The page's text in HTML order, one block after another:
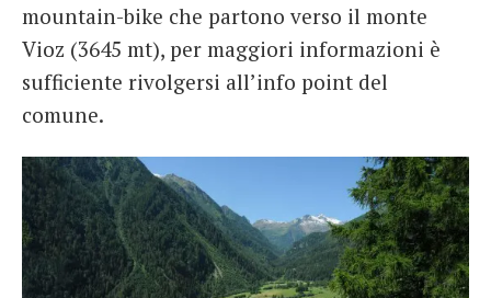
mountain-bike che partono verso il monte
Vioz (3645 mt), per maggiori informazioni è
sufficiente rivolgersi all’info point del
comune.